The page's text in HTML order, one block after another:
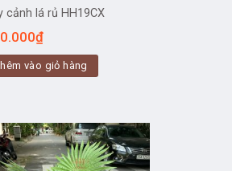
cảnh lá rủ HH19CX
₫
vào giỏ hàng